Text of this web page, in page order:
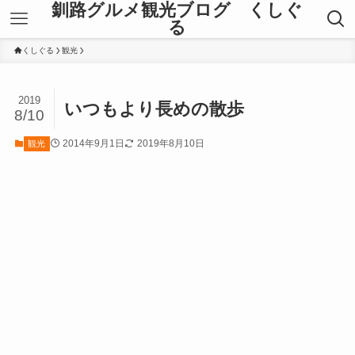
釧路グルメ観光ブログ くしぐ
る
くしぐる 観光
いつもより長めの散歩
2019
8/10
観光 2014年9月1日 2019年8月10日